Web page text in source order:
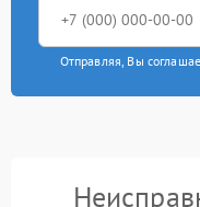
Отправляя, Вы